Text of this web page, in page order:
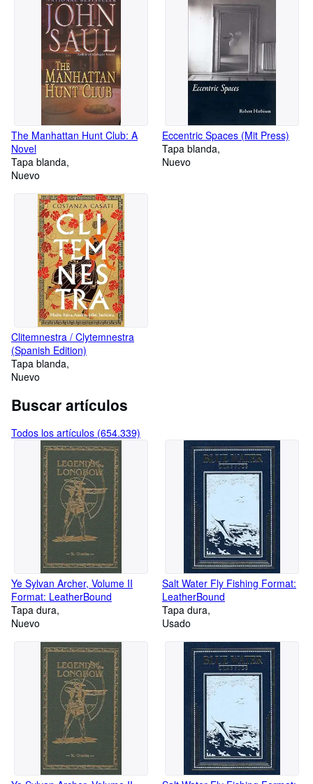
The Manhattan Hunt Club: A
Novel
Tapa blanda
Nuevo
Eccentric Spaces (Mit Press)
Tapa blanda
Nuevo
Clitemnestra / Clytemnestra
(Spanish Edition)
Tapa blanda
Nuevo
Buscar artículos
Todos los artículos (654.339)
Ye Sylvan Archer, Volume II
Format: LeatherBound
Tapa dura
Nuevo
Salt Water Fly Fishing Format:
LeatherBound
Tapa dura
Usado